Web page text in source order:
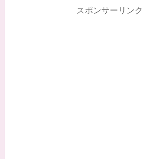
スポンサーリンク